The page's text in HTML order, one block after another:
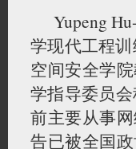
Yupeng
学现代工程
空间安全学
学指导委员
前主要从事
告已被全国